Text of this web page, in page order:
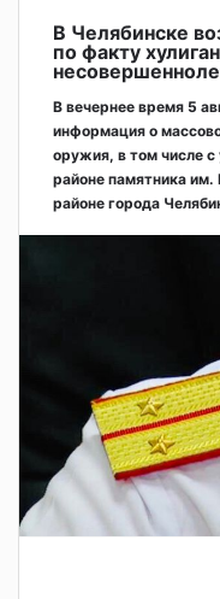
В Челябинске
по факту
В вечернее время 5
информация о
оружия, в том числе с
районе памятника
районе города